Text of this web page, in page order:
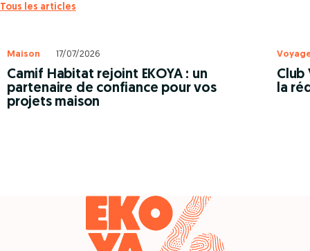
Tous les articles
Maison 17/07/2026
Camif Habitat rejoint EKOYA : un
partenaire de confiance pour vos
projets maison
Club
la